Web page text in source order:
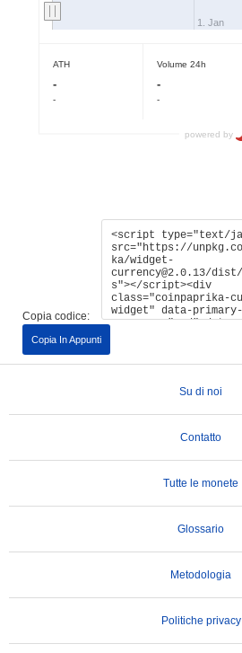
Copia codice:
Copia In Appunti
Su di noi
Contatto
Tutte le monete
Glossario
Metodologia
Politiche privacy